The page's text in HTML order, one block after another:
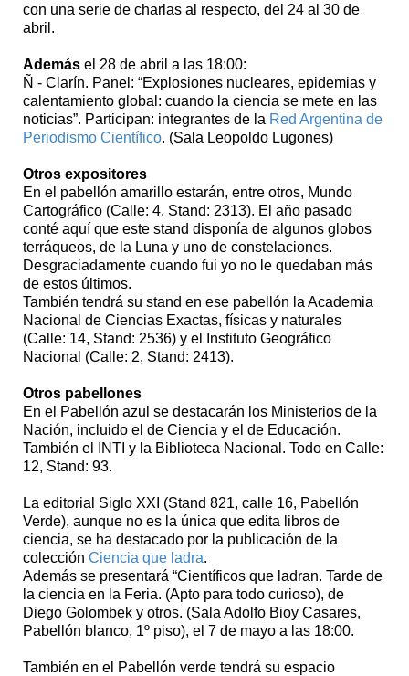
con una serie de charlas al respecto, del 24 al 30 de
abril.
Además el 28 de abril a las 18:00:
Ñ - Clarín. Panel: “Explosiones nucleares, epidemias y
calentamiento global: cuando la ciencia se mete en las
noticias”. Participan: integrantes de la Red Argentina de
Periodismo Científico. (Sala Leopoldo Lugones)
Otros expositores
En el pabellón amarillo estarán, entre otros, Mundo
Cartográfico (Calle: 4, Stand: 2313). El año pasado
conté aquí que este stand disponía de algunos globos
terráqueos, de la Luna y uno de constelaciones.
Desgraciadamente cuando fui yo no le quedaban más
de estos últimos.
También tendrá su stand en ese pabellón la Academia
Nacional de Ciencias Exactas, físicas y naturales
(Calle: 14, Stand: 2536) y el Instituto Geográfico
Nacional (Calle: 2, Stand: 2413).
Otros pabellones
En el Pabellón azul se destacarán los Ministerios de la
Nación, incluido el de Ciencia y el de Educación.
También el INTI y la Biblioteca Nacional. Todo en Calle:
12, Stand: 93.
La editorial Siglo XXI (Stand 821, calle 16, Pabellón
Verde), aunque no es la única que edita libros de
ciencia, se ha destacado por la publicación de la
colección Ciencia que ladra.
Además se presentará “Científicos que ladran. Tarde de
la ciencia en la Feria. (Apto para todo curioso), de
Diego Golombek y otros. (Sala Adolfo Bioy Casares,
Pabellón blanco, 1º piso), el 7 de mayo a las 18:00.
También en el Pabellón verde tendrá su espacio